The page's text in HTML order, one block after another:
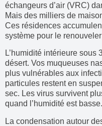
échangeurs d’air (VRC)
Mais des milliers de
Ces résidences
système pour le
L’humidité intérieure sous
désert. Vos muqueuses
plus vulnérables aux
particules restent en
sec. Les virus survivent
quand l’humidité est basse.
La condensation autour